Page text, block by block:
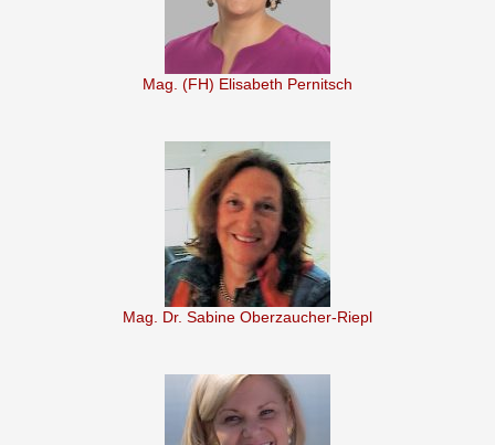
Mag. (FH) Elisabeth Pernitsch
Mag. Dr. Sabine Oberzaucher-Riepl